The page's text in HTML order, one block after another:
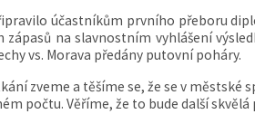
účastníkům prvního přeboru
zápasů na slavnostním vyhlášení
vs. Morava předány putovní poháry.
zveme a těšíme se, že se v městské
počtu. Věříme, že to bude další